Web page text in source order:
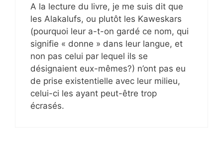
A la lecture du livre, je me suis dit que
les Alakalufs, ou plutôt les Kaweskars
(pourquoi leur a-t-on gardé ce nom, qui
signifie « donne » dans leur langue, et
non pas celui par lequel ils se
désignaient eux-mêmes?) n’ont pas eu
de prise existentielle avec leur milieu,
celui-ci les ayant peut-être trop
écrasés.